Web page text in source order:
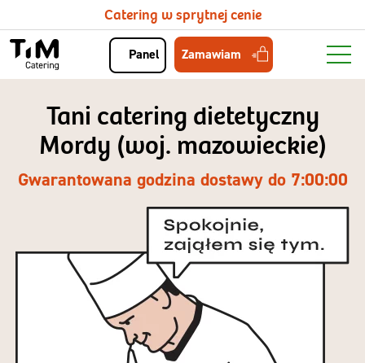
Catering w sprytnej cenie
Panel Zamawiam
Tani catering dietetyczny
Mordy (woj. mazowieckie)
Gwarantowana godzina dostawy do 7:00:00